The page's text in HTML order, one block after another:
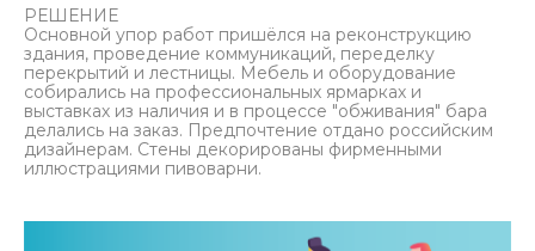
РЕШЕНИЕ
Основной упор работ пришёлся на реконструкцию
здания, проведение коммуникаций, переделку
перекрытий и лестницы. Мебель и оборудование
собирались на профессиональных ярмарках и
выставках из наличия и в процессе "обживания" бара
делались на заказ. Предпочтение отдано российским
дизайнерам. Стены декорированы фирменными
иллюстрациями пивоварни.